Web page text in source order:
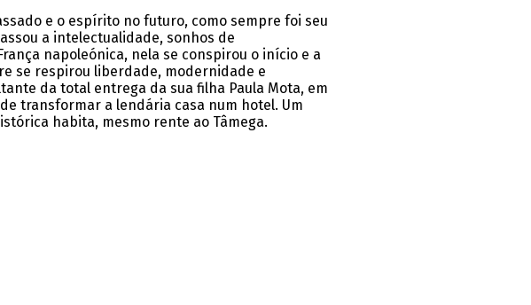
e o espírito no futuro, como sempre foi seu
a intelectualidade, sonhos de
napoleónica, nela se conspirou o início e a
se respirou liberdade, modernidade e
da total entrega da sua filha Paula Mota, em
transformar a lendária casa num hotel. Um
habita, mesmo rente ao Tâmega.